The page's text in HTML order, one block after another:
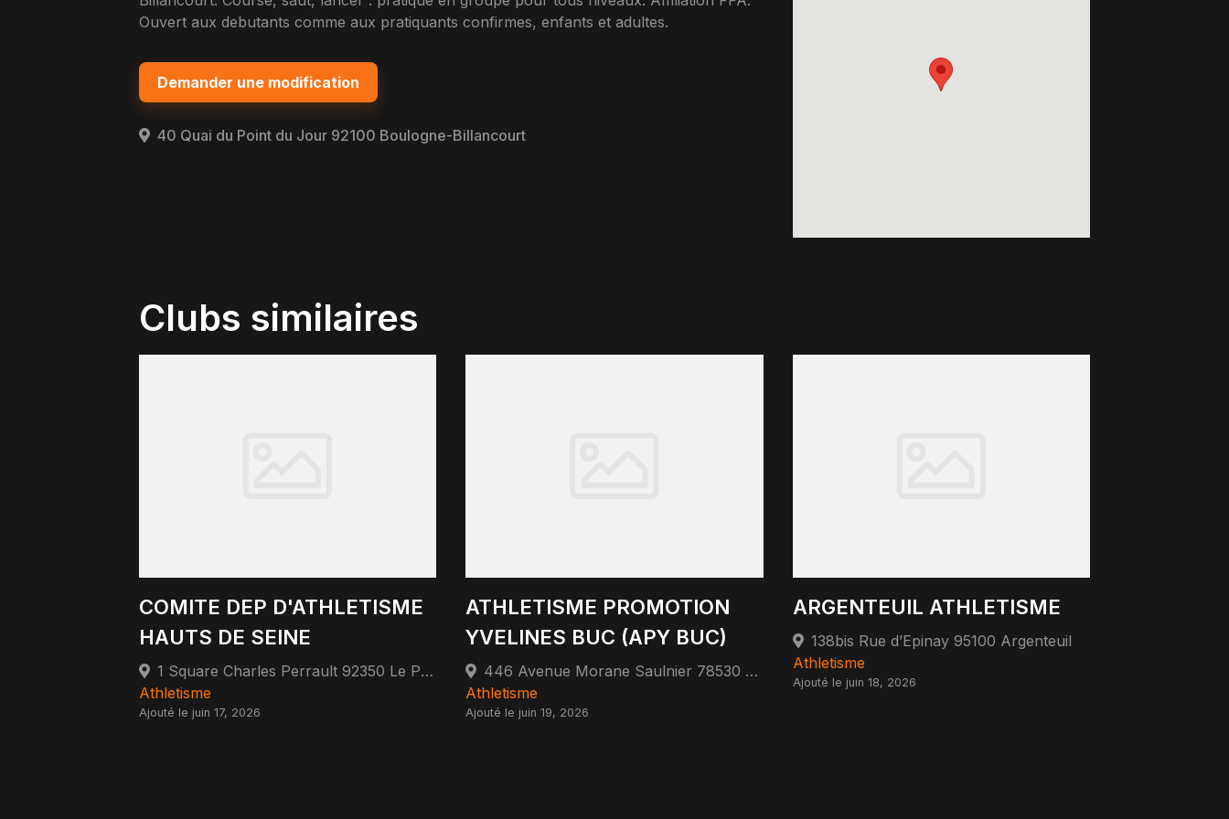
Ouvert aux debutants comme aux pratiquants confirmes, enfants et adultes.
Demander une modification
40 Quai du Point du Jour 92100 Boulogne-Billancourt
Clubs similaires
COMITE DEP D'ATHLETISME
HAUTS DE SEINE
1 Square Charles Perrault 92350 Le Plessis-Robinson
Athletisme
Ajouté le juin 17, 2026
ATHLETISME PROMOTION
YVELINES BUC (APY BUC)
446 Avenue Morane Saulnier 78530 Buc
Athletisme
Ajouté le juin 19, 2026
ARGENTEUIL ATHLETISME
138bis Rue d’Epinay 95100 Argenteuil
Athletisme
Ajouté le juin 18, 2026